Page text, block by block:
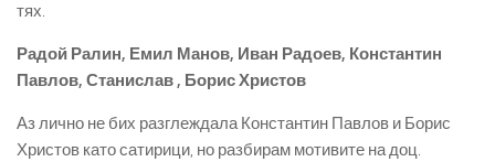
тях.
Радой Ралин, Емил Манов, Иван Радоев, Константин
Павлов, Станислав , Борис Христов
Аз лично не бих разглеждала Константин Павлов и Борис
Христов като сатирици, но разбирам мотивите на доц.